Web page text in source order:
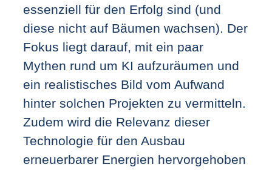
essenziell für den Erfolg sind (und
diese nicht auf Bäumen wachsen). Der
Fokus liegt darauf, mit ein paar
Mythen rund um KI aufzuräumen und
ein realistisches Bild vom Aufwand
hinter solchen Projekten zu vermitteln.
Zudem wird die Relevanz dieser
Technologie für den Ausbau
erneuerbarer Energien hervorgehoben